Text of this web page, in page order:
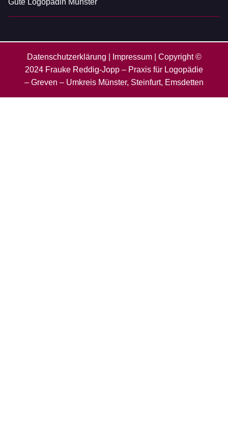
Gute Logopädin Münster
Datenschutzerklärung Impressum| Copyright ©
2024 Frauke Reddig-Jopp – Praxis für Logopädie
– Greven – Umkreis Münster, Steinfurt, Emsdetten